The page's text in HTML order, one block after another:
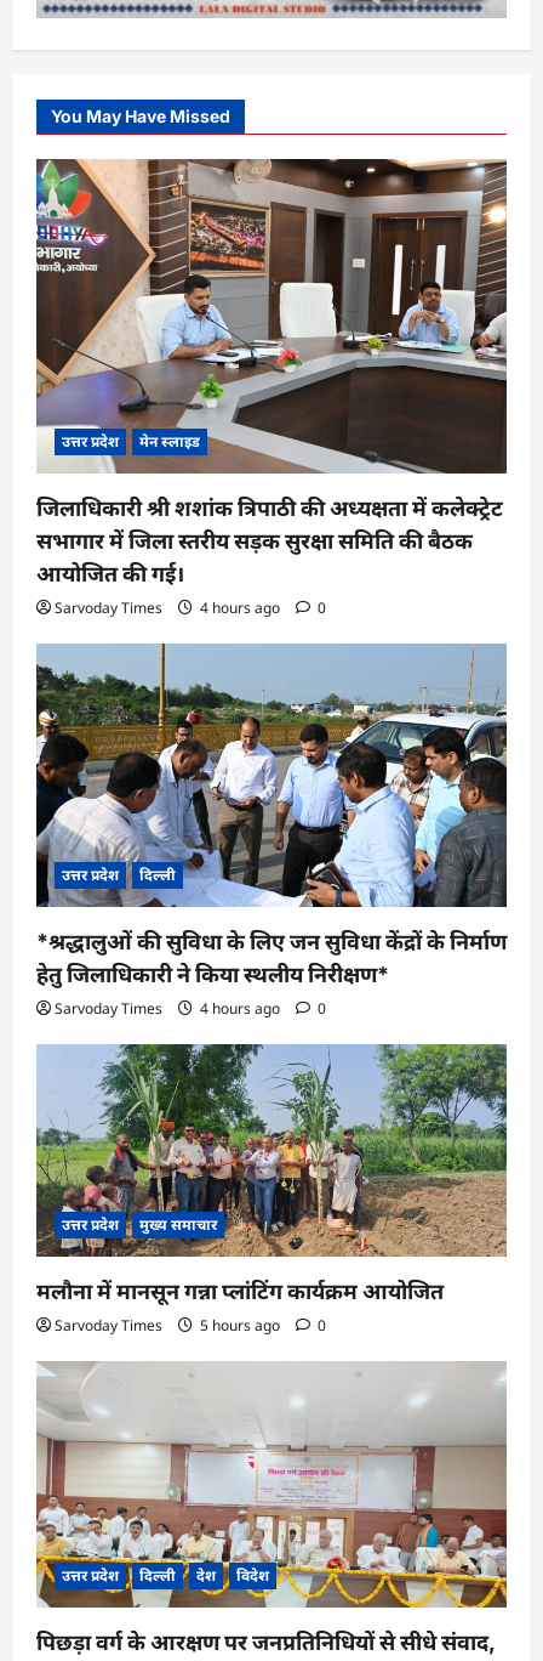
You May Have Missed
उत्तर प्रदेश मेन स्लाइड
जिलाधिकारी श्री शशांक त्रिपाठी की अध्यक्षता में कलेक्ट्रेट
सभागार में जिला स्तरीय सड़क सुरक्षा समिति की बैठक
आयोजित की गई।
Sarvoday Times 4 hours ago 0
उत्तर प्रदेश दिल्ली
*श्रद्धालुओं की सुविधा के लिए जन सुविधा केंद्रों के निर्माण
हेतु जिलाधिकारी ने किया स्थलीय निरीक्षण*
Sarvoday Times 4 hours ago 0
उत्तर प्रदेश मुख्य समाचार
मलौना में मानसून गन्ना प्लांटिंग कार्यक्रम आयोजित
Sarvoday Times 5 hours ago 0
उत्तर प्रदेश दिल्ली देश विदेश
पिछड़ा वर्ग के आरक्षण पर जनप्रतिनिधियों से सीधे संवाद,